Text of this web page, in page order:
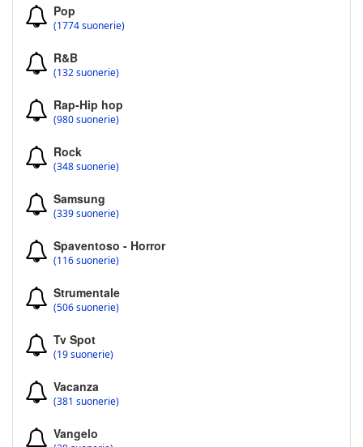
Pop
(1774 suonerie)
R&B
(132 suonerie)
Rap-Hip hop
(980 suonerie)
Rock
(348 suonerie)
Samsung
(339 suonerie)
Spaventoso - Horror
(116 suonerie)
Strumentale
(506 suonerie)
Tv Spot
(19 suonerie)
Vacanza
(381 suonerie)
Vangelo